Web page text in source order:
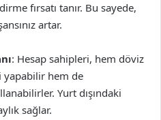
fırsatı tanır. Bu sayede,
artar.
: Hesap sahipleri, hem döviz
yapabilir hem de
Yurt dışındaki
sağlar.